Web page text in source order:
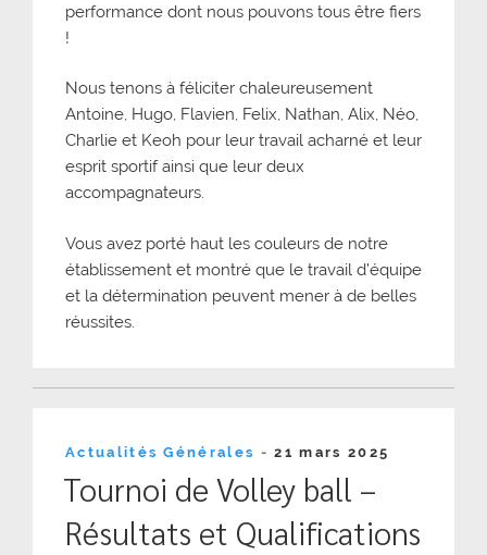
performance dont nous pouvons tous être fiers
!
Nous tenons à féliciter chaleureusement
Antoine, Hugo, Flavien, Felix, Nathan, Alix, Néo,
Charlie et Keoh pour leur travail acharné et leur
esprit sportif ainsi que leur deux
accompagnateurs.
Vous avez porté haut les couleurs de notre
établissement et montré que le travail d’équipe
et la détermination peuvent mener à de belles
réussites.
Actualités Générales -Publié
21 mars 2025
Tournoi de Volley ball –
Résultats et Qualifications